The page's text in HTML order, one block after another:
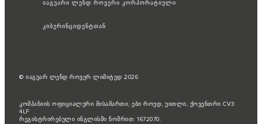
იაგუარი ლენდ როვერი კორპორატიული
კიბერინციდენტთან
© იაგუარ ლენდ როვერ ლიმიტედ 2026
კომპანიის ოფიციალური მისამართი, ები როუდ, უითლი, ქოვენთრი CV3
4LF
რეგისტრირებული ინგლისში ნომრით: 1672070.